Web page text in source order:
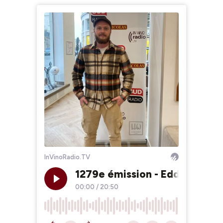
InVinoRadio.TV
1279e émission - Eddy
00:00 / 20:50